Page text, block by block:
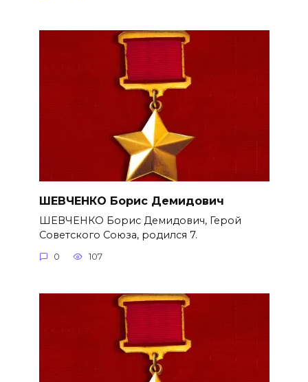
ШЕВЧЕНКО Борис Демидович
ШЕВЧЕНКО Борис Демидович, Герой
Советского Союза, родился 7.
0 107